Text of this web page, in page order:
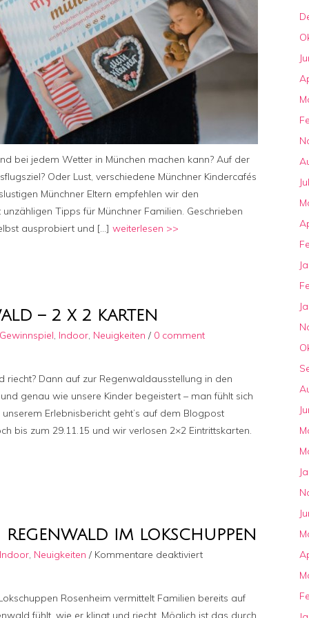
bei jedem Wetter in München machen kann? Auf der
Oder Lust, verschiedene Münchner Kindercafés
Münchner Eltern empfehlen wir den
Tipps für Münchner Familien. Geschrieben
ausprobiert und […] weiterlesen >>
– 2 X 2 KARTEN
Gewinnspiel, Indoor, Neuigkeiten / 0 comment
riecht? Dann auf zur Regenwaldausstellung in den
genau wie unsere Kinder begeistert – man fühlt sich
Erlebnisbericht geht’s auf dem Blogpost
bis zum 29.11.15 und wir verlosen 2×2 Eintrittskarten.
REGENWALD IM LOKSCHUPPEN
Indoor, Neuigkeiten / Kommentare deaktiviertfür
im
Lokschuppen
Rosenheim vermittelt Familien bereits auf
fühlt, wie er klingt und riecht. Möglich ist das durch